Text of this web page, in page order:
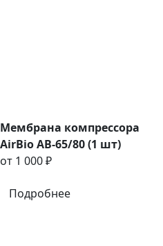
Мембрана компрессора
AirBio AB-65/80 (1 шт)
от 1 000 ₽
Подробнее